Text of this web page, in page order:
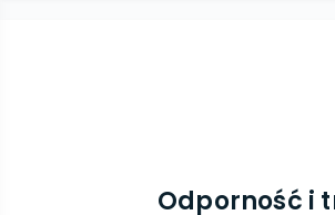
Odporność i